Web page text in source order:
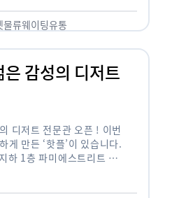
물류웨이팅유통
감성의 디저트
디저트 전문관 오픈 ! 이번
게 만든 ‘핫플’이 있습니다.
하 1층 파미에스트리트 분